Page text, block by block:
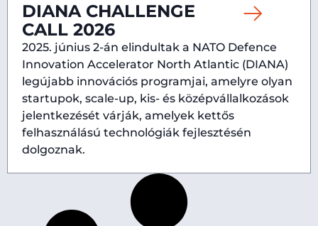
DIANA CHALLENGE
CALL 2026
2025. június 2-án elindultak a NATO Defence
Innovation Accelerator North Atlantic (DIANA)
legújabb innovációs programjai, amelyre olyan
startupok, scale-up, kis- és középvállalkozások
jelentkezését várják, amelyek kettős
felhasználású technológiák fejlesztésén
dolgoznak.